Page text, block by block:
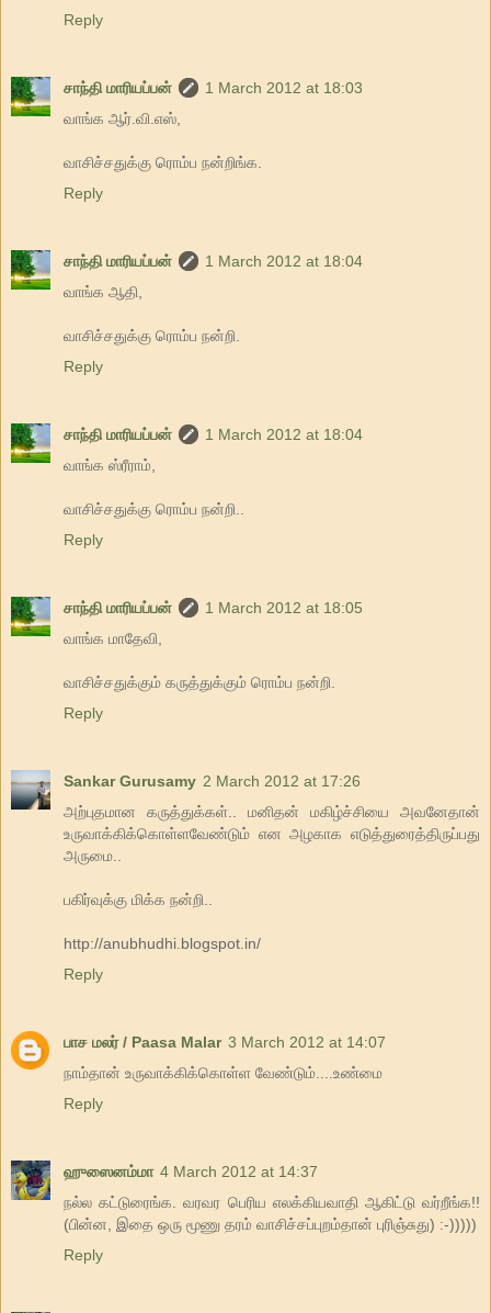
Reply
சாந்தி மாரியப்பன்
1 March 2012 at 18:03
வாங்க ஆர்.வி.எஸ்,
வாசிச்சதுக்கு ரொம்ப நன்றிங்க.
Reply
சாந்தி மாரியப்பன்
1 March 2012 at 18:04
வாங்க ஆதி,
வாசிச்சதுக்கு ரொம்ப நன்றி.
Reply
சாந்தி மாரியப்பன்
1 March 2012 at 18:04
வாங்க ஸ்ரீராம்,
வாசிச்சதுக்கு ரொம்ப நன்றி..
Reply
சாந்தி மாரியப்பன்
1 March 2012 at 18:05
வாங்க மாதேவி,
வாசிச்சதுக்கும் கருத்துக்கும் ரொம்ப நன்றி.
Reply
Sankar Gurusamy 2 March 2012 at 17:26
அற்புதமான கருத்துக்கள்.. மனிதன் மகிழ்ச்சியை அவனேதான்
உருவாக்கிக்கொள்ளவேண்டும் என அழகாக எடுத்துரைத்திருப்பது
அருமை..
பகிர்வுக்கு மிக்க நன்றி..
http://anubhudhi.blogspot.in/
Reply
பாச மலர் / Paasa Malar 3 March 2012 at 14:07
நாம்தான் உருவாக்கிக்கொள்ள வேண்டும்....உண்மை
Reply
ஹுஸைனம்மா 4 March 2012 at 14:37
நல்ல கட்டுரைங்க. வரவர பெரிய எலக்கியவாதி ஆகிட்டு வர்றீங்க!!
(பின்ன, இதை ஒரு மூணு தரம் வாசிச்சப்புறம்தான் புரிஞ்சுது) :-)))))
Reply